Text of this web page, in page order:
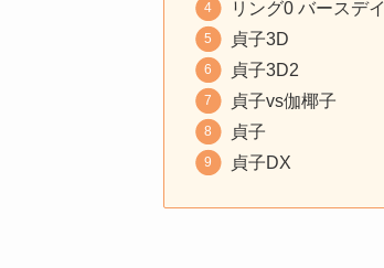
リング0 バースデイ
貞子3D
貞子3D2
貞子vs伽椰子
貞子
貞子DX